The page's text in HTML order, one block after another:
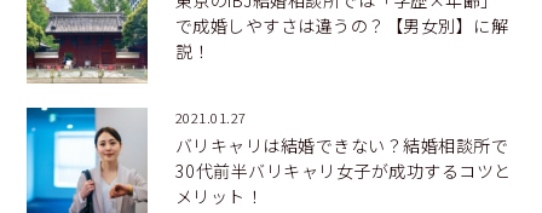
で成婚しやすさは違うの？【男女別】に解
説！
2021.01.27
バリキャリは結婚できない？結婚相談所で
30代前半バリキャリ女子が成功するコツと
メリット！